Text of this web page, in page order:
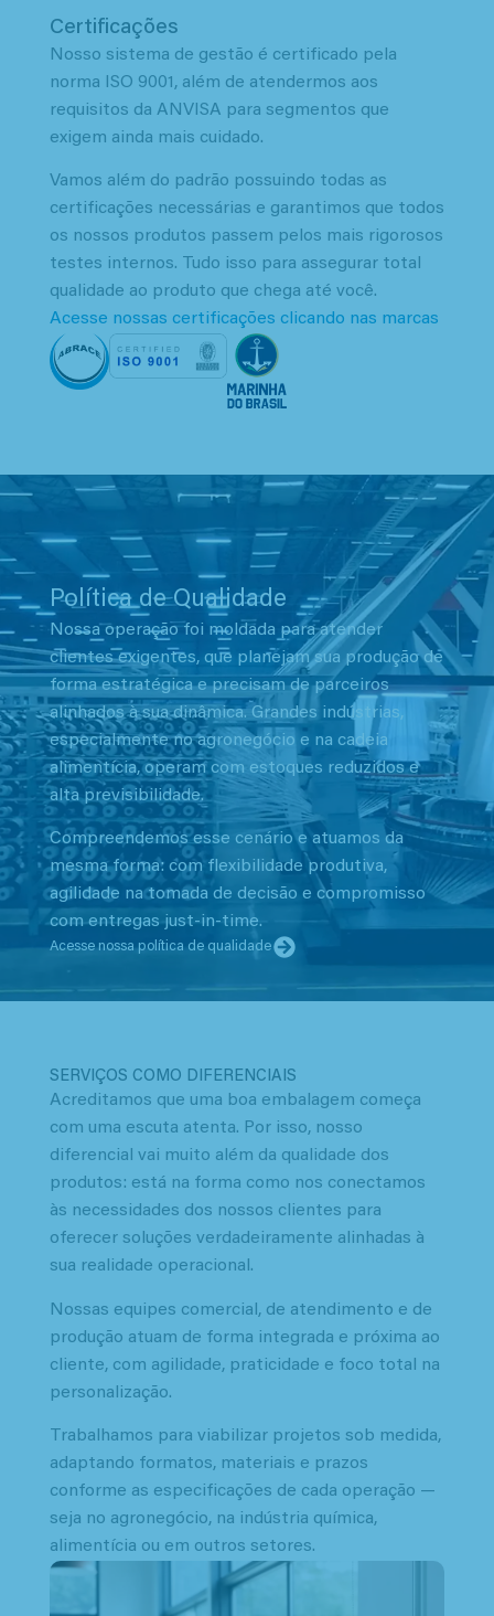
Certificações
Nosso sistema de gestão é certificado pela
norma ISO 9001, além de atendermos aos
requisitos da ANVISA para segmentos que
exigem ainda mais cuidado.
Vamos além do padrão possuindo todas as
certificações necessárias e garantimos que todos
os nossos produtos passem pelos mais rigorosos
testes internos. Tudo isso para assegurar total
qualidade ao produto que chega até você.
Acesse nossas certificações clicando nas marcas
Política de Qualidade
Nossa operação foi moldada para atender
clientes exigentes, que planejam sua produção de
forma estratégica e precisam de parceiros
alinhados à sua dinâmica. Grandes indústrias,
especialmente no agronegócio e na cadeia
alimentícia, operam com estoques reduzidos e
alta previsibilidade.
Compreendemos esse cenário e atuamos da
mesma forma: com flexibilidade produtiva,
agilidade na tomada de decisão e compromisso
com entregas just-in-time.
Acesse nossa política de qualidade
SERVIÇOS COMO DIFERENCIAIS
Acreditamos que uma boa embalagem começa
com uma escuta atenta. Por isso, nosso
diferencial vai muito além da qualidade dos
produtos: está na forma como nos conectamos
às necessidades dos nossos clientes para
oferecer soluções verdadeiramente alinhadas à
sua realidade operacional.
Nossas equipes comercial, de atendimento e de
produção atuam de forma integrada e próxima ao
cliente, com agilidade, praticidade e foco total na
personalização.
Trabalhamos para viabilizar projetos sob medida,
adaptando formatos, materiais e prazos
conforme as especificações de cada operação —
seja no agronegócio, na indústria química,
alimentícia ou em outros setores.